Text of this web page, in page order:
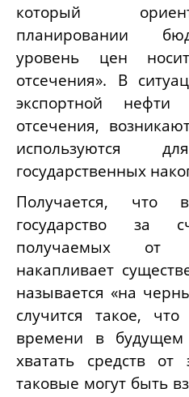
который
планировании
уровень цен
отсечения». В
экспортной нефти
отсечения,
используются
государственных
Получается, что
государство за
получаемых от
накапливает
называется «на
случится такое,
времени в
хватать средств от
таковые могут быть